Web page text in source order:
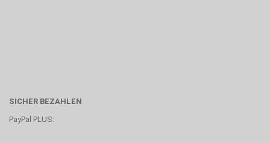
SICHER BEZAHLEN
PayPal PLUS: